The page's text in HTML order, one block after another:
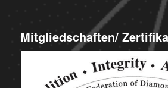
Mitgliedschaften/